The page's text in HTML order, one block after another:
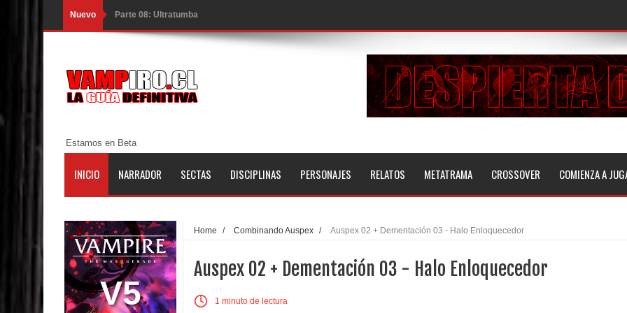
Nuevo Parte 08: Ultratumba
Parte 07: Asuntos que Resolver
Parte 06: El Trato con los Muertos
Parte 05: Sitiados
Parte 01: Escondido a Plena Luz
Parte 02: El Enemigo de mi Enemigo
Parte 06: Coletazos
Parte 05: Los Horrores del Infierno
Estamos en Beta
INICIO NARRADOR SECTAS DISCIPLINAS PERSONAJES RELATOS METATRAMA CROSSOVER COMIENZA A
V5
Home / Combinando Auspex / Auspex 02 + Dementación 03 - Halo Enloquecedor
Auspex 02 + Dementación 03 - Halo Enloquecedor
1 minuto de lectura